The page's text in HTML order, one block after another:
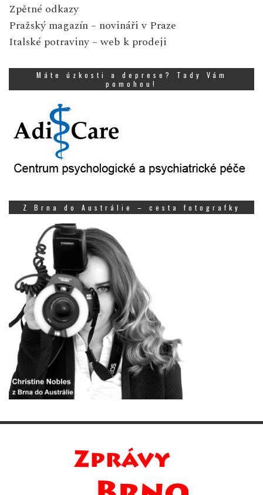
Zpětné odkazy
Pražský magazín – novináři v Praze
Italské potraviny – web k prodeji
Máte úzkosti a deprese? Tady Vám
pomohou!
Z Brna do Austrálie – cesta fotografky